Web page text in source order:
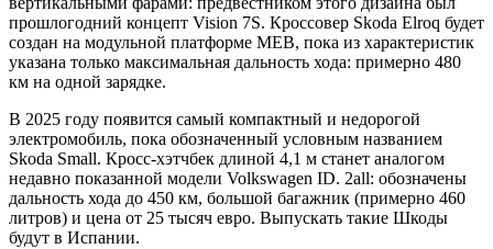
прошлогодний концепт Vision 7S. Кроссовер Skoda Elroq будет
создан на модульной платформе MEB, пока из характеристик
указана только максимальная дальность хода: примерно 480
км на одной зарядке.
В 2025 году появится самый компактный и недорогой
электромобиль, пока обозначенный условным названием
Skoda Small. Кросс-хэтчбек длиной 4,1 м станет аналогом
недавно показанной модели Volkswagen ID. 2all: обозначены
дальность хода до 450 км, большой багажник (примерно 460
литров) и цена от 25 тысяч евро. Выпускать такие Шкоды
будут в Испании.